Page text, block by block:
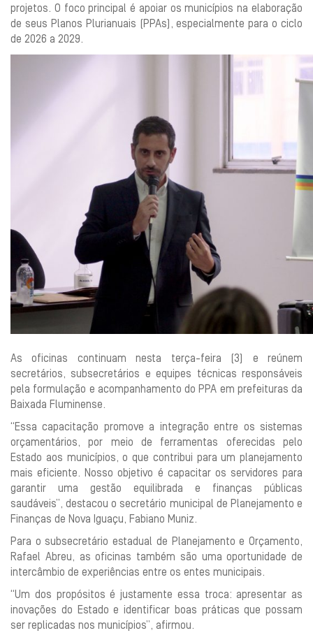
projetos. O foco principal é apoiar os municípios na elaboração
de seus Planos Plurianuais (PPAs), especialmente para o ciclo
de 2026 a 2029.
As oficinas continuam nesta terça-feira (3) e reúnem
secretários, subsecretários e equipes técnicas responsáveis
pela formulação e acompanhamento do PPA em prefeituras da
Baixada Fluminense.
“Essa capacitação promove a integração entre os sistemas
orçamentários, por meio de ferramentas oferecidas pelo
Estado aos municípios, o que contribui para um planejamento
mais eficiente. Nosso objetivo é capacitar os servidores para
garantir uma gestão equilibrada e finanças públicas
saudáveis”, destacou o secretário municipal de Planejamento e
Finanças de Nova Iguaçu, Fabiano Muniz.
Para o subsecretário estadual de Planejamento e Orçamento,
Rafael Abreu, as oficinas também são uma oportunidade de
intercâmbio de experiências entre os entes municipais.
“Um dos propósitos é justamente essa troca: apresentar as
inovações do Estado e identificar boas práticas que possam
ser replicadas nos municípios”, afirmou.